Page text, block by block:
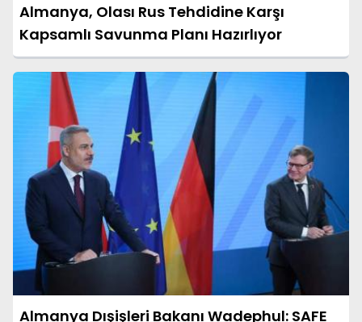
Almanya, Olası Rus Tehdidine Karşı
Kapsamlı Savunma Planı Hazırlıyor
Almanya Dışişleri Bakanı Wadephul: SAFE